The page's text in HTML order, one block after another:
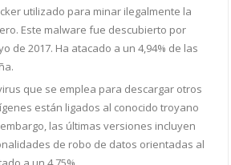
utilizado para minar ilegalmente la
Este malware fue descubierto por
de 2017. Ha atacado a un 4,94% de las
que se emplea para descargar otros
están ligados al conocido troyano
las últimas versiones incluyen
de robo de datos orientadas al